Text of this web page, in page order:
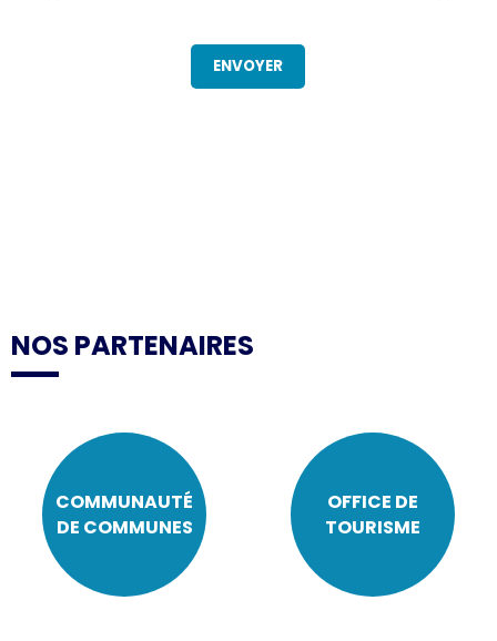
NOS PARTENAIRES
COMMUNAUTÉ
DE COMMUNES
OFFICE DE
TOURISME